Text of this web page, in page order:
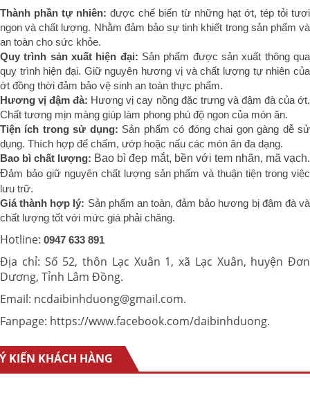
Thành phần tự nhiên: được chế biến từ những hạt ớt, tép tỏi tươi
ngon và chất lượng. Nhằm đảm bảo sự tinh khiết trong sản phẩm và
an toàn cho sức khỏe.
Quy trình sản xuất hiện đại: Sản phẩm được sản xuất thông qua
quy trình hiện đại. Giữ nguyên hương vị và chất lượng tự nhiên của
ớt đồng thời đảm bảo vệ sinh an toàn thực phẩm.
Hương vị đậm đà: Hương vị cay nồng đặc trưng và đậm đà của ớt.
Chất tương mịn màng giúp làm phong phú độ ngon của món ăn.
Tiện ích trong sử dụng: Sản phẩm có đóng chai gọn gàng dễ sử
dụng. Thích hợp để chấm, ướp hoặc nấu các món ăn đa dạng.
Bao bì chất lượng: Bao bì đẹp mắt, bền với tem nhãn, mã vạch.
Đảm bảo giữ nguyên chất lượng sản phẩm và thuận tiện trong việc
lưu trữ.
Giá thành hợp lý: Sản phẩm an toàn, đảm bảo hương bị đậm đà và
chất lượng tốt với mức giá phải chăng.
Hotline: 0947 633 891
Địa chỉ: Số 52, thôn Lạc Xuân 1, xã Lạc Xuân, huyện Đơn
Dương, Tỉnh Lâm Đồng.
Email: ncdaibinhduong@gmail.com.
Fanpage: https://www.facebook.com/daibinhduong.
Ý KIẾN KHÁCH HÀNG